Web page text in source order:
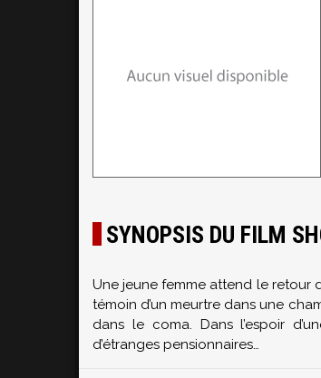
SYNOPSIS DU FILM
Une jeune femme attend le retour
témoin d’un meurtre dans une
dans le coma. Dans l’espoir
d’étranges pensionnaires…